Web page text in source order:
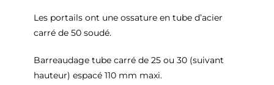
Les portails ont une ossature en tube d’acier
carré de 50 soudé.
Barreaudage tube carré de 25 ou 30 (suivant
hauteur) espacé 110 mm maxi.